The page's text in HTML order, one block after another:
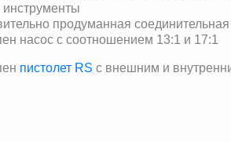
продуманная
насос с соотношением 13:1 и 17:1
пистолет RS с внешним и